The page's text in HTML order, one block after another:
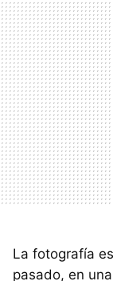
La fotografía
pasado, en una